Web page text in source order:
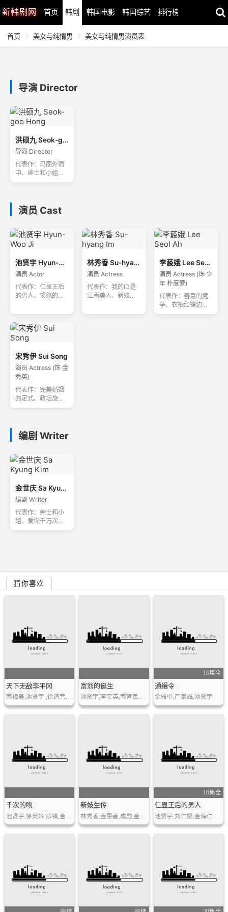
新韩剧网 首页 韩剧 韩国电影 韩国综艺 排行榜
首页 美女与纯情男 美女与纯情男演员表
导演 Director
洪硕九 Seok-goo Hong
导演 Director
代表作：玛丽外宿
中、绅士和小姐、
内衣少女时代
演员 Cast
池贤宇 Hyun-Woo Ji
演员 Actor
代表作：仁显王后
的男人、愤怒的妈
林秀香 Su-hyang Im
演员 Actress
代表作：我的ID是
江南美人、新妓生
李蔎娥 Lee Seol Ah
演员 Actress (饰 少
年 朴度萝)
代表作：善意的竞
争、衣袖红镶边、
欢迎回到三达里
宋秀伊 Sui Song
演员 Actress (饰 金
秀英)
代表作：完美婚姻
的定式、政坛旋
风、恋爱革命
编剧 Writer
金世庆 Sa Kyung Kim
编剧 Writer
代表作：绅士和小
姐、爱你千万次、
我唯一的拥护者
猜你喜欢
天下无敌李平冈 富翁的诞生
16集全
通缉令
金雅中,严泰雄,池贤宇
千次的吻 新妓生传
16集全
仁显王后的男人
池贤宇,刘仁娜,金海仁